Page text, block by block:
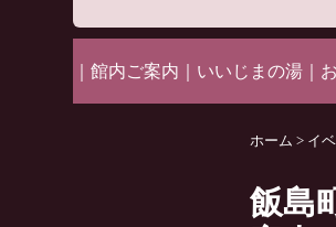
館内ご案内 いいじまの湯
ホーム > イ
飯島